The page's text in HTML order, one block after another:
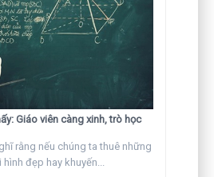
Giáo viên càng xinh, trò học
rằng nếu chúng ta thuê những
đẹp hay khuyến...